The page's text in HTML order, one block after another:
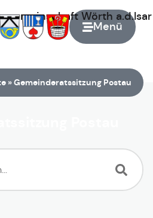
Menü
Wörth
»Gemeinderatssitzung Postau